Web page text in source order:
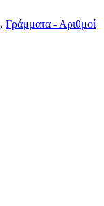
, Γράμματα - Αριθμοί